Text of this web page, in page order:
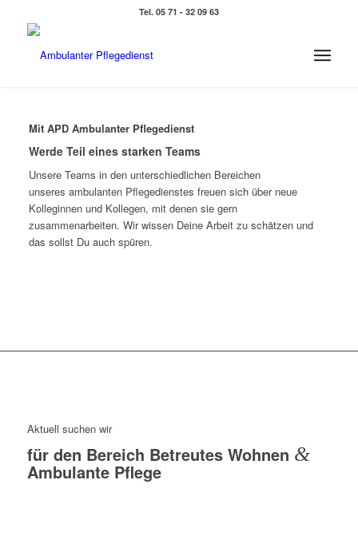
Tel. 05 71 - 32 09 63
Mit APD Ambulanter Pflegedienst
Werde Teil eines starken Teams
Unsere Teams in den unterschiedlichen Bereichen
unseres ambulanten Pflegedienstes freuen sich über neue
Kolleginnen und Kollegen, mit denen sie gern
zusammenarbeiten. Wir wissen Deine Arbeit zu schätzen und
das sollst Du auch spüren.
Aktuell suchen wir
für den Bereich Betreutes Wohnen &
Ambulante Pflege